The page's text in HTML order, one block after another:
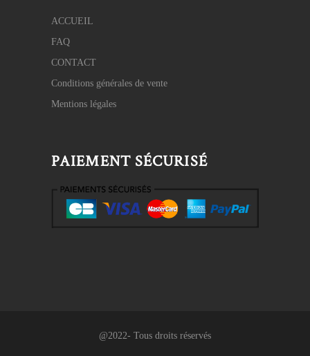
ACCUEIL
FAQ
CONTACT
Conditions générales de vente
Mentions légales
PAIEMENT SÉCURISÉ
@2022- Tous droits réservés